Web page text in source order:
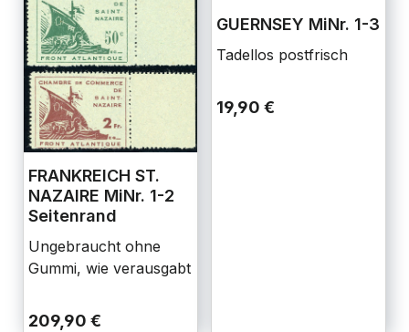
FRANKREICH ST.
NAZAIRE MiNr. 1-2
Seitenrand
Ungebraucht ohne
Gummi, wie verausgabt
209,90 €
GUERNSEY MiNr. 1-3
Tadellos postfrisch
19,90 €